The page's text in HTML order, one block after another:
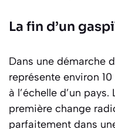
La fin d’un
Dans une démarche
représente environ
à l’échelle d’un
première change
parfaitement dans